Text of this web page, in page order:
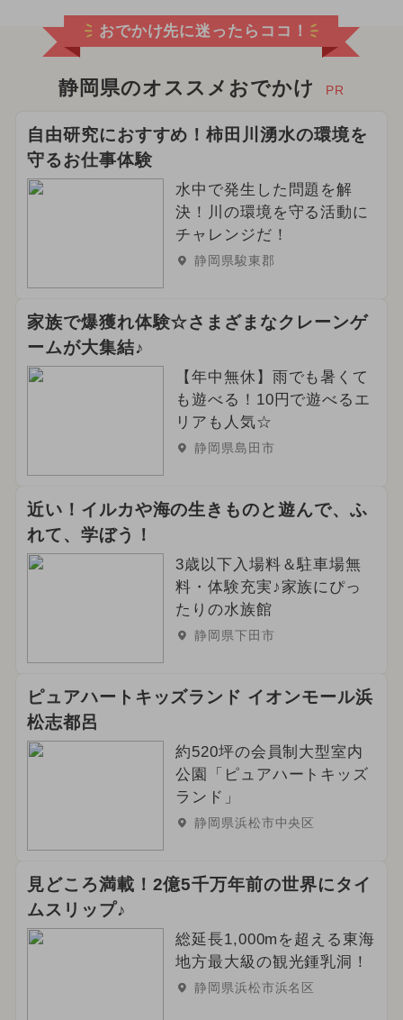
おでかけ先に迷ったらココ！
静岡県のオススメおでかけ PR
自由研究におすすめ！柿田川湧水の環境を
守るお仕事体験
水中で発生した問題を解
決！川の環境を守る活動に
チャレンジだ！
静岡県駿東郡
家族で爆獲れ体験☆さまざまなクレーンゲ
ームが大集結♪
【年中無休】雨でも暑くて
も遊べる！10円で遊べるエ
リアも人気☆
静岡県島田市
近い！イルカや海の生きものと遊んで、ふ
れて、学ぼう！
3歳以下入場料＆駐車場無
料・体験充実♪家族にぴっ
たりの水族館
静岡県下田市
ピュアハートキッズランド イオンモール浜
松志都呂
約520坪の会員制大型室内
公園「ピュアハートキッズ
ランド」
静岡県浜松市中央区
見どころ満載！2億5千万年前の世界にタイ
ムスリップ♪
総延長1,000mを超える東海
地方最大級の観光鍾乳洞！
静岡県浜松市浜名区